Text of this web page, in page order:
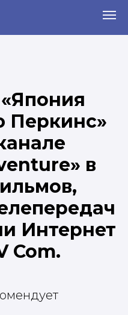
Перкинс»
в
Интернет
Com.